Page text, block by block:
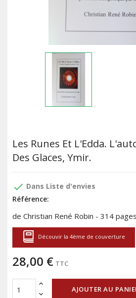
Les Runes Et L'Edda.
Des Glaces, Ymir.
done Dans Liste d'envies
Référence:
de Christian René Robin - 314 pages
Découvir la 4ème de couverture
28,00 € TTC
AJOUTER AU